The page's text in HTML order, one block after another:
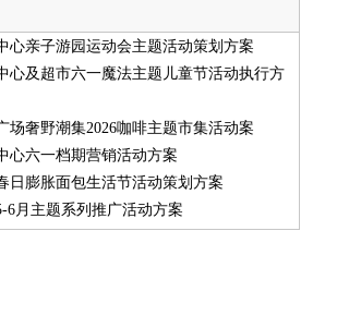
心亲子游园运动会主题活动策划方案
心及超市六一魔法主题儿童节活动执行方
场奢野潮集2026咖啡主题市集活动案
心六一档期营销活动方案
日膨胀面包生活节活动策划方案
6月主题系列推广活动方案